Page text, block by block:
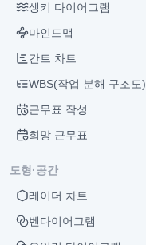
생키 다이어그램
마인드맵
간트 차트
WBS(작업 분해 구조도)
근무표 작성
희망 근무표
도형·공간
레이더 차트
벤다이어그램